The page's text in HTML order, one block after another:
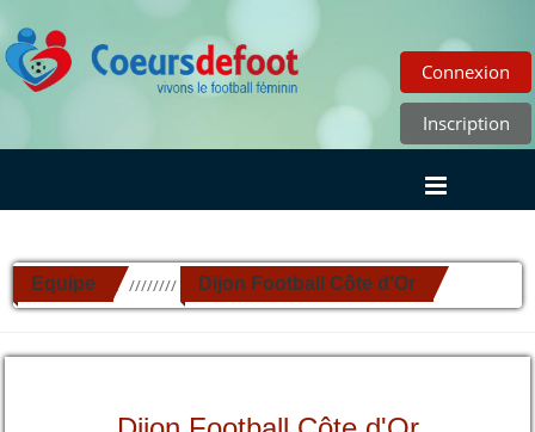
Connexion
Inscription
Equipe ////////// Dijon Football Côte d'Or